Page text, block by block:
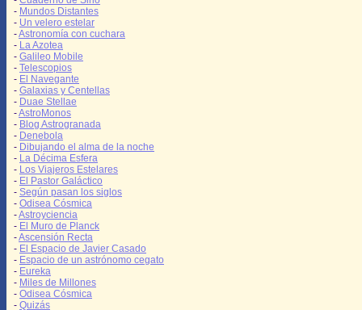
- Mundos Distantes
- Un velero estelar
-Astronomía con cuchara
- La Azotea
- Galileo Mobile
- Telescopios
- El Navegante
- Galaxias y Centellas
- Duae Stellae
-AstroMonos
- Blog Astrogranada
- Denebola
- Dibujando el alma de la noche
- La Décima Esfera
- Los Viajeros Estelares
- El Pastor Galáctico
- Según pasan los siglos
- Odisea Cósmica
-Astroyciencia
- El Muro de Planck
-Ascensión Recta
- El Espacio de Javier Casado
- Espacio de un astrónomo cegato
- Eureka
- Miles de Millones
- Odisea Cósmica
- Quizás